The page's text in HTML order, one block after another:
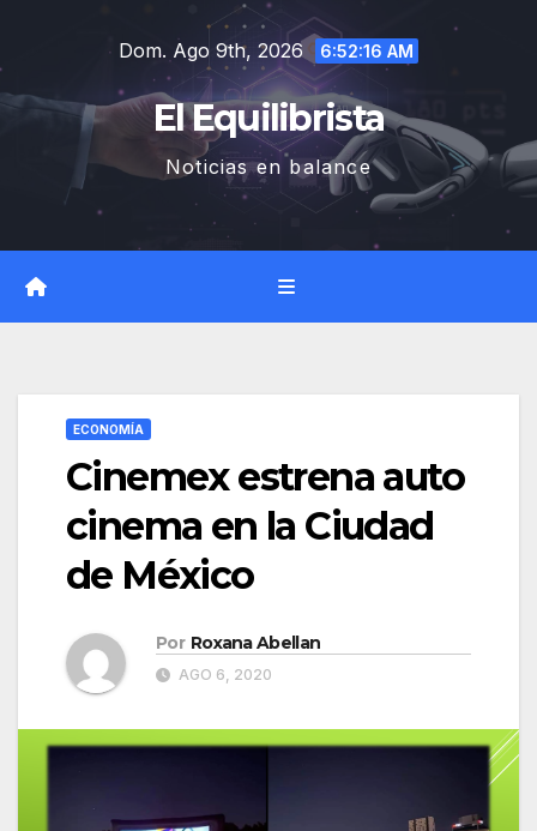
contenido
Dom. Ago 9th, 2026 6:52:17 AM
El Equilibrista
Noticias en balance
ECONOMÍA
Cinemex estrena auto
cinema en la Ciudad
de México
Por Roxana Abellan
AGO 6, 2020